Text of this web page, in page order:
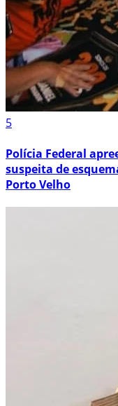
5
Polícia Federal
suspeita de
Porto Velho